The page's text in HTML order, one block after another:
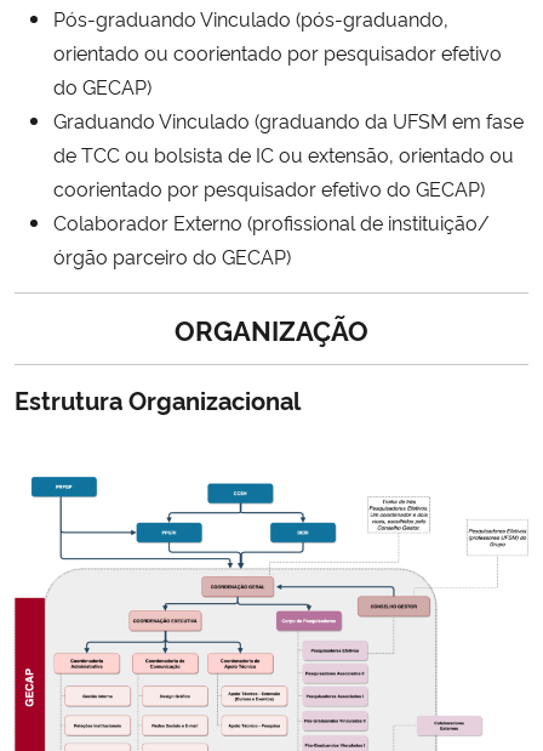
Pós-graduando Vinculado (pós-graduando,
orientado ou coorientado por pesquisador efetivo
do GECAP)
Graduando Vinculado (graduando da UFSM em fase
de TCC ou bolsista de IC ou extensão, orientado ou
coorientado por pesquisador efetivo do GECAP)
Colaborador Externo (profissional de instituição/
órgão parceiro do GECAP)
ORGANIZAÇÃO
Estrutura Organizacional